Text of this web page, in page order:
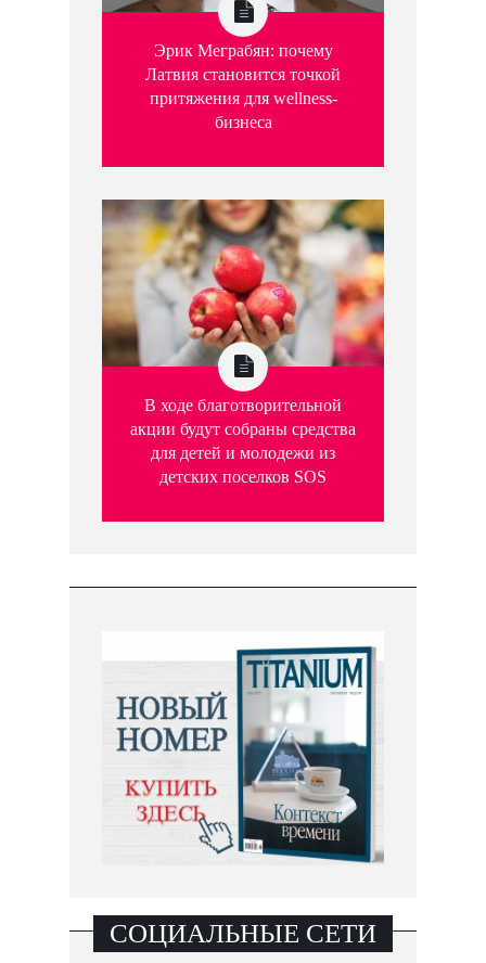
Эрик Меграбян: почему
Латвия становится точкой
притяжения для wellness-
бизнеса
В ходе благотворительной
акции будут собраны средства
для детей и молодежи из
детских поселков SOS
СОЦИАЛЬНЫЕ СЕТИ